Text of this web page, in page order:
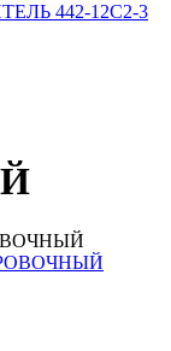
442-12С2-3